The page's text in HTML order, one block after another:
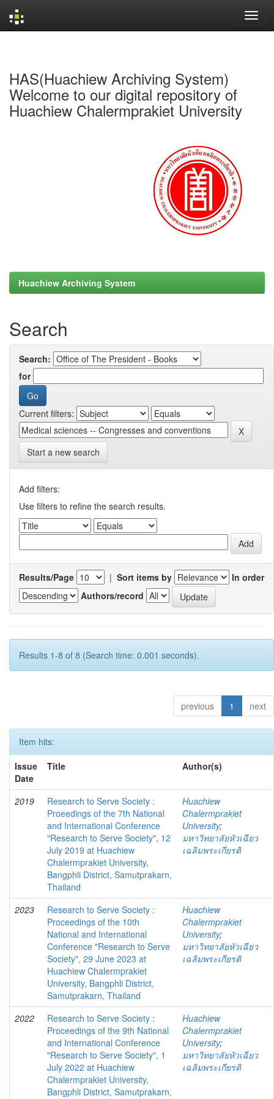
HAS(Huachiew Archiving System)
Welcome to our digital repository of
Huachiew Chalermprakiet University
Huachiew Archiving System
Search
Search:
for
Current filters:
Start a new search
Add filters:
Use filters to refine the search results.
Results/Page | Sort items by
In order
Authors/record
Results 1-8 of 8 (Search time: 0.001 seconds).
previous 1 next
Item hits:
Issue
Date
Title Author(s)
2019
Research to Serve Society :
Proeedings of the 7th National
and International Conference
"Research to Serve Society", 12
July 2019 at Huachiew
Chalermprakiet University,
Bangphli District, Samutprakarn,
Thailand
Huachiew
Chalermprakiet
University;
มหาวิทยาลัยหัวเฉียว
เฉลิมพระเกียรติ
2023
Research to Serve Society :
Proceedings of the 10th
National and International
Conference "Research to Serve
Society", 29 June 2023 at
Huachiew Chalermprakiet
University, Bangphli District,
Samutprakarn, Thailand
Huachiew
Chalermprakiet
University;
มหาวิทยาลัยหัวเฉียว
เฉลิมพระเกียรติ
2022
Research to Serve Society :
Proceedings of the 9th National
and International Conference
"Research to Serve Society", 1
July 2022 at Huachiew
Chalermprakiet University,
Bangphli District, Samutprakarn,
Huachiew
Chalermprakiet
University;
มหาวิทยาลัยหัวเฉียว
เฉลิมพระเกียรติ